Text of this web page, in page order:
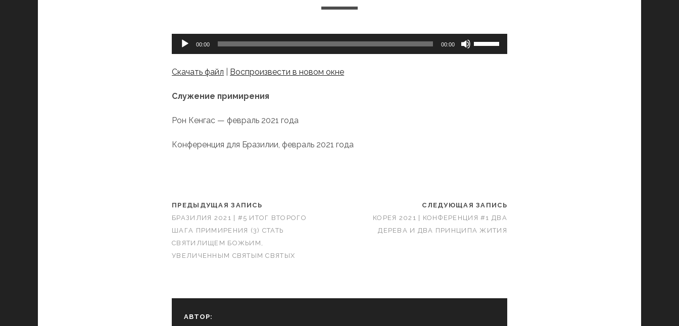
Аудиоплеер
00:00 00:00
Скачать файл Воспроизвести в новом окне
Служение примирения
Рон Кенгас — февраль 2021 года
Конференция для Бразилии, февраль 2021 года
ПРЕДЫДУЩАЯ ЗАПИСЬ
БРАЗИЛИЯ 2021 | #5 ИТОГ ВТОРОГО
ШАГА ПРИМИРЕНИЯ (3) СТАТЬ
СВЯТИЛИЩЕМ БОЖЬИМ,
УВЕЛИЧЕННЫМ СВЯТЫМ СВЯТЫХ
СЛЕДУЮЩАЯ ЗАПИСЬ
КОРЕЯ 2021 | КОНФЕРЕНЦИЯ #1 ДВА
ДЕРЕВА И ДВА ПРИНЦИПА ЖИТИЯ
АВТОР: